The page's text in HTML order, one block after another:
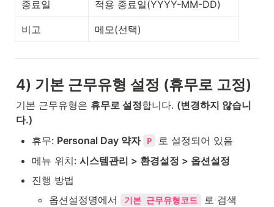
종료일 적용 종료일(YYYY-MM-DD)
비고 메모(선택)
4) 기본 근무유형 설정 (휴무로 고정)
기본 근무유형은 휴무로 설정합니다. (변경하지 않습니
다.)
휴무: Personal Day 약자 P
로 설정되어 있음
메뉴 위치: 시스템관리 > 환경설정 > 옵션설정
진행 방법
옵션설정명에서
기본 근무유형코드
로 검색